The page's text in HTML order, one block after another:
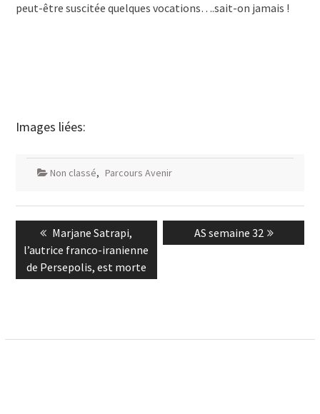
peut-être suscitée quelques vocations….sait-on jamais !
Images liées:
Non classé, Parcours Avenir
Navigation
l’article
Previous
post:
Marjane Satrapi,
l’autrice franco-iranienne
de Persepolis, est morte
Next
post:
AS semaine 32